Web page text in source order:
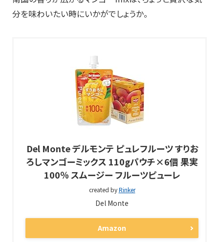
分を味わいたい時にいかがでしょうか。
Del Monte デルモンテ ピュレフルーツ すりお
ろしマンゴーミックス 110gパウチ×6個 果実
100％ スムージー フルーツピューレ
created byRinker
Del Monte
Amazon